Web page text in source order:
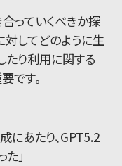
っていくべきか探
対してどのように生
たり利用に関する
です。
にあたり、GPT5.2
」